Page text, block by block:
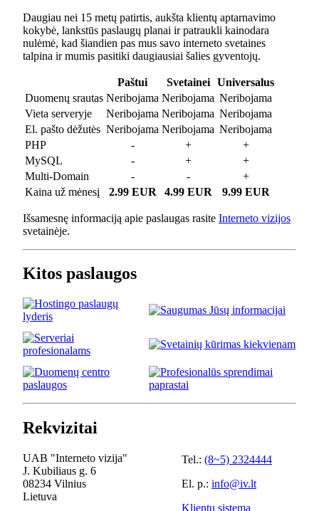
Daugiau nei 15 metų patirtis, aukšta klientų aptarnavimo
kokybė, lankstūs paslaugų planai ir patraukli kainodara
nulėmė, kad šiandien pas mus savo interneto svetaines
talpina ir mumis pasitiki daugiausiai šalies gyventojų.
Paštui Svetainei
Universalus
Duomenų srautas Neribojama Neribojama Neribojama
Vieta serveryje
Neribojama Neribojama Neribojama
El. pašto dėžutės Neribojama Neribojama Neribojama
PHP
- +
+
MySQL
- +
+
Multi-Domain
- -
+
Kaina už mėnesį
2.99 EUR 4.99 EUR 9.99 EUR
Išsamesnę informaciją apie paslaugas rasite Interneto vizijos
svetainėje.
Kitos paslaugos
Rekvizitai
UAB "Interneto vizija"
J. Kubiliaus g. 6
08234 Vilnius
Lietuva
Tel.: (8~5) 2324444
El. p.: info@iv.lt
Klientų sistema